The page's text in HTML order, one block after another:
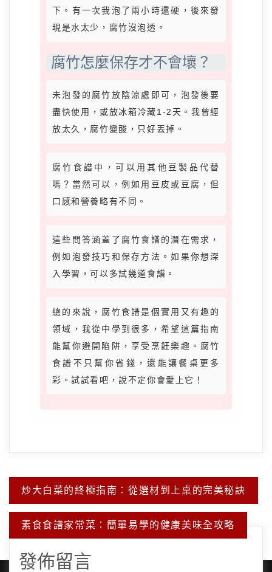
下。有一次我泡了兩小時還硬，後來發
現是水太少，腐竹沒泡透。
腐竹怎麼保存才不會壞？
未泡發的腐竹放陰涼處即可，泡發後要
盡快使用，或放冰箱冷藏1-2天。我曾經
放太久，腐竹變酸，只好丟掉。
腐竹食譜中，可以用其他豆製品代替
嗎？當然可以，例如用豆皮或豆腐，但
口感和營養略有不同。
這些問答涵蓋了腐竹食譜的潛在需求，
例如泡發技巧和保存方法。如果你想深
入學習，可以多試幾道食譜。
總的來說，腐竹食譜是個實用又有趣的
領域，我從中學到很多，希望這篇指南
能幫你避開陷阱，享受烹飪樂趣。腐竹
食譜不只幫你省錢，還能讓餐桌更多
彩。試試看吧，說不定你會愛上它！
文
章
導
覽
炒大白菜的終極指南：從選材到上桌的完美秘訣
素食食譜家常菜：簡單易學的健康美味全攻略
發佈留言